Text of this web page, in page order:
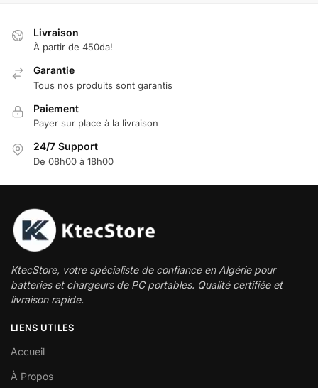
Livraison
À partir de 450da!
Garantie
Tous nos produits sont garantis
Paiement
Payer sur place à la livraison
24/7 Support
De 08h00 à 18h00
KtecStore, votre spécialiste de confiance en Algérie pour
batteries et chargeurs de PC portables. Qualité certifiée et
livraison rapide.
LIENS UTILES
Accueil
À Propos